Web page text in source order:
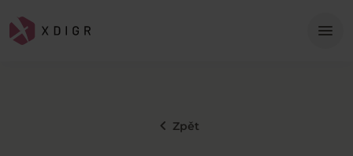
menu
keyboard_arrow_left Zpět